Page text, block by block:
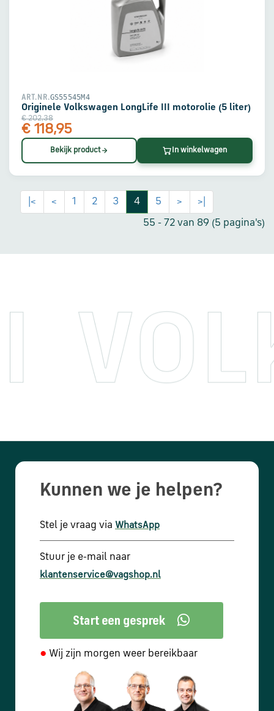
ART.NR.GS55545M4
Originele Volkswagen LongLife III motorolie (5 liter)
€ 202,38
€ 118,95
Bekijk product In winkelwagen
|< < 1 2 3 4 5 > >|
55 - 72 van 89 (5 pagina's)
Kunnen we je helpen?
Stel je vraag via WhatsApp
Stuur je e-mail naar
klantenservice@vagshop.nl
● Wij zijn morgen weer bereikbaar